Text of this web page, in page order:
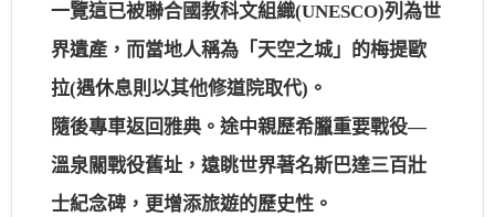
一覽這已被聯合國教科文組織(UNESCO)列為世
界遺產，而當地人稱為「天空之城」的梅提歐
拉(遇休息則以其他修道院取代)。
隨後專車返回雅典。途中親歷希臘重要戰役—
溫泉關戰役舊址，遠眺世界著名斯巴達三百壯
士紀念碑，更增添旅遊的歷史性。